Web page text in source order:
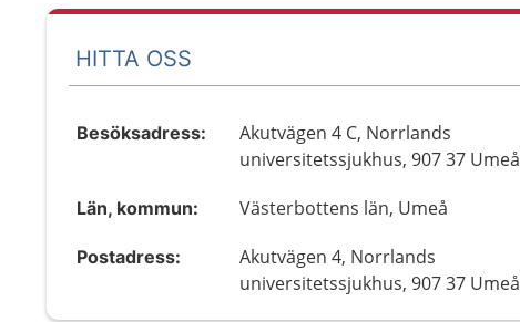
HITTA OSS
Besöksadress:
Akutvägen 4 C, Norrlands
universitetssjukhus, 907 37 Umeå
Län, kommun: Västerbottens län, Umeå
Postadress:
Akutvägen 4, Norrlands
universitetssjukhus, 907 37 Umeå